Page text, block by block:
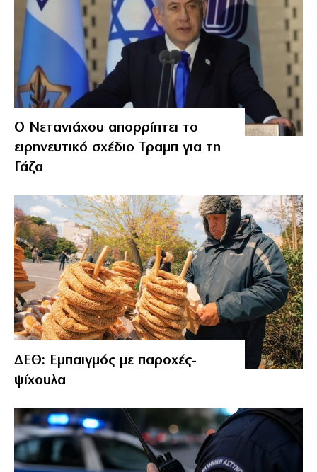
Ο Νετανιάχου απορρίπτει το
ειρηνευτικό σχέδιο Τραμπ για τη
Γάζα
ΔΕΘ: Εμπαιγμός με παροχές-
ψίχουλα